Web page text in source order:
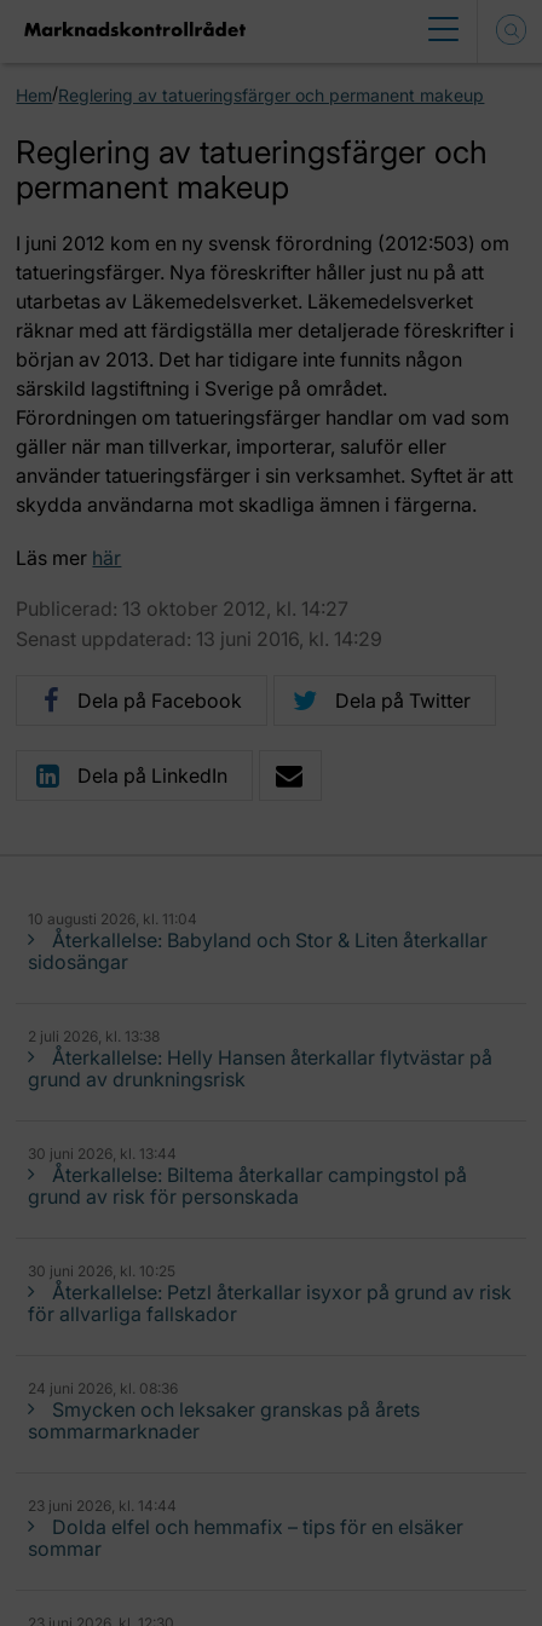
Hem/Reglering av tatueringsfärger och permanent makeup
Reglering av tatueringsfärger och
permanent makeup
I juni 2012 kom en ny svensk förordning (2012:503) om
tatueringsfärger. Nya föreskrifter håller just nu på att
utarbetas av Läkemedelsverket. Läkemedelsverket
räknar med att färdigställa mer detaljerade föreskrifter i
början av 2013. Det har tidigare inte funnits någon
särskild lagstiftning i Sverige på området.
Förordningen om tatueringsfärger handlar om vad som
gäller när man tillverkar, importerar, saluför eller
använder tatueringsfärger i sin verksamhet. Syftet är att
skydda användarna mot skadliga ämnen i färgerna.
Läs mer här
Publicerad: 13 oktober 2012, kl. 14:27
Senast uppdaterad: 13 juni 2016, kl. 14:29
Dela på Facebook Dela på Twitter
Dela på LinkedIn
10 augusti 2026, kl. 11:04
Återkallelse: Babyland och Stor & Liten återkallar
sidosängar
2 juli 2026, kl. 13:38
Återkallelse: Helly Hansen återkallar flytvästar på
grund av drunkningsrisk
30 juni 2026, kl. 13:44
Återkallelse: Biltema återkallar campingstol på
grund av risk för personskada
30 juni 2026, kl. 10:25
Återkallelse: Petzl återkallar isyxor på grund av risk
för allvarliga fallskador
24 juni 2026, kl. 08:36
Smycken och leksaker granskas på årets
sommarmarknader
23 juni 2026, kl. 14:44
Dolda elfel och hemmafix – tips för en elsäker
sommar